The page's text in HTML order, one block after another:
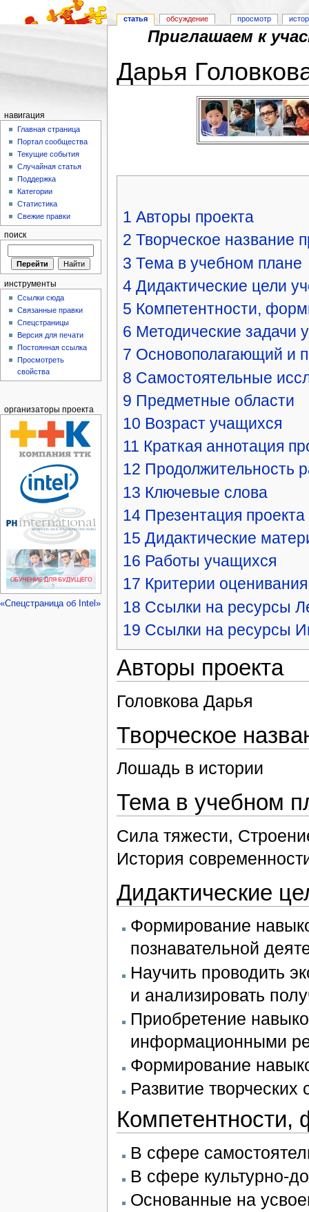
Приглашаем к
Дарья
1 Авторы проекта
2 Творческое название
3 Тема в учебном плане
4 Дидактические цели
5 Компетентности,
6 Методические задачи
7 Основополагающий и
8 Самостоятельные
9 Предметные области
10 Возраст учащихся
11 Краткая аннотация
12 Продолжительность
13 Ключевые слова
14 Презентация проекта
15 Дидактические
16 Работы учащихся
17 Критерии
18 Ссылки на ресурсы
19 Ссылки на ресурсы
Авторы проекта
Головкова Дарья
Творческое
Лошадь в истории
Тема в учебном
Сила тяжести,
История
Дидактические
Формирование
познавательной
Научить проводить
и анализировать
Приобретение
информационными
Формирование
Развитие творческих
В сфере
В сфере культурно-
Основанные на
статья обсуждение просмотр
навигация
Главная страница
Портал сообщества
Текущие события
Случайная статья
Поддержка
Категории
Статистика
Свежие правки
поиск
инструменты
Ссылки сюда
Связанные правки
Спецстраницы
Версия для печати
Постоянная ссылка
Просмотреть
свойства
организаторы проекта
«Спецстраница об Intel»